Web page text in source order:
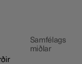
Samfélags
miðlar